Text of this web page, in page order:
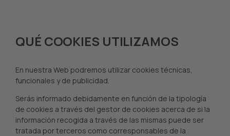
QUÉ COOKIES UTILIZAMOS
En nuestra Web podremos utilizar cookies técnicas,
funcionales y de publicidad.
Serás informado debidamente en función de la tipología
de cookies a través del gestor de cookies acerca de si la
información recogida a través de las mismas puede ser
tratada por terceros como corresponsables de la